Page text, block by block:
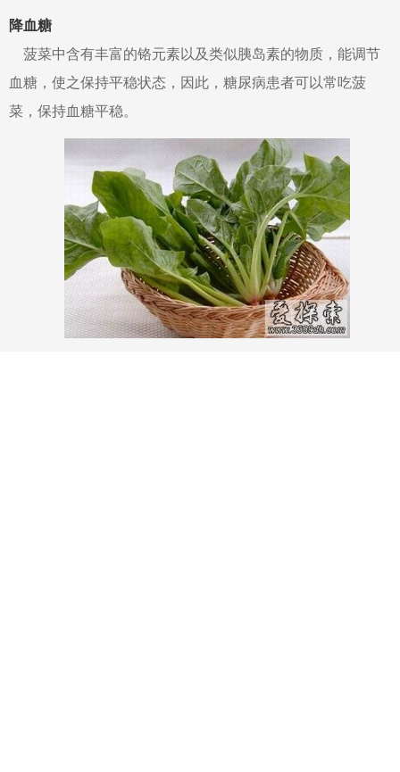
降血糖
菠菜中含有丰富的铬元素以及类似胰岛素的物质，能调节
血糖，使之保持平稳状态，因此，糖尿病患者可以常吃菠
菜，保持血糖平稳。